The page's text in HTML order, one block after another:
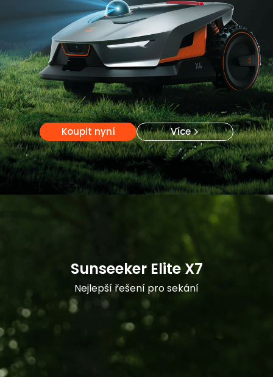
Koupit nyní Více
Koupit nyní Více
Sunseeker Elite X7
Nejlepší řešení pro sekání